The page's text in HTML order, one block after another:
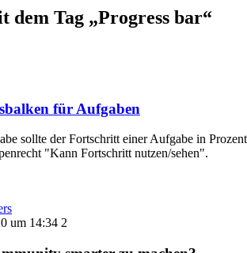
dem Tag „Progress bar“
für Aufgaben
sollte der Fortschritt einer Aufgabe in
"Kann Fortschritt nutzen/sehen".
um 14:34 2